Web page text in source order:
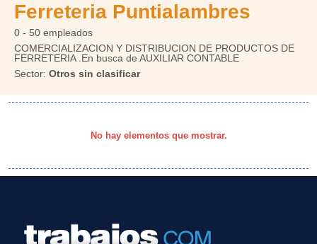
Ferreteria Puntialambres
0 - 50 empleados
COMERCIALIZACION Y DISTRIBUCION DE PRODUCTOS DE
FERRETERIA .En busca de AUXILIAR CONTABLE
Sector: Otros sin clasificar
No hay elementos que mostrar.